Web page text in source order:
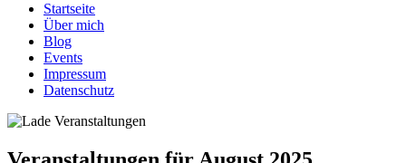
Startseite
Über mich
Blog
Events
Impressum
Datenschutz